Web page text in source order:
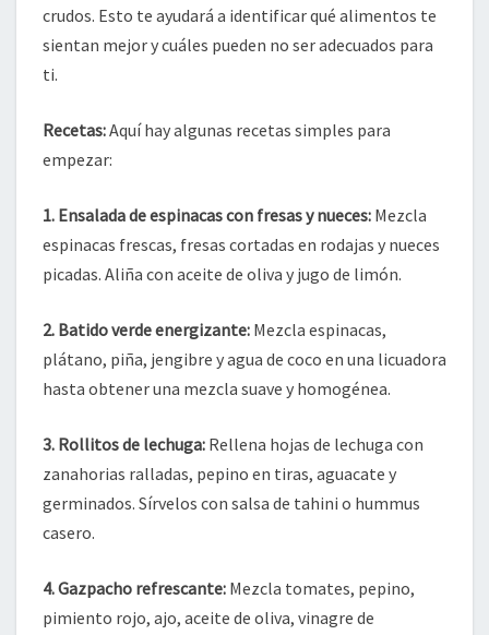
crudos. Esto te ayudará a identificar qué alimentos te
sientan mejor y cuáles pueden no ser adecuados para
ti.
Recetas:Aquí hay algunas recetas simples para
empezar:
1. Ensalada de espinacas con fresas y nueces: Mezcla
espinacas frescas, fresas cortadas en rodajas y nueces
picadas. Aliña con aceite de oliva y jugo de limón.
2. Batido verde energizante: Mezcla espinacas,
plátano, piña, jengibre y agua de coco en una licuadora
hasta obtener una mezcla suave y homogénea.
3. Rollitos de lechuga: Rellena hojas de lechuga con
zanahorias ralladas, pepino en tiras, aguacate y
germinados. Sírvelos con salsa de tahini o hummus
casero.
4. Gazpacho refrescante: Mezcla tomates, pepino,
pimiento rojo, ajo, aceite de oliva, vinagre de